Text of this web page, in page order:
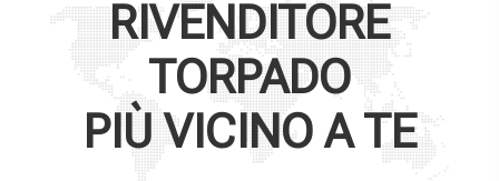
RIVENDITORE
TORPADO
PIÙ VICINO A TE